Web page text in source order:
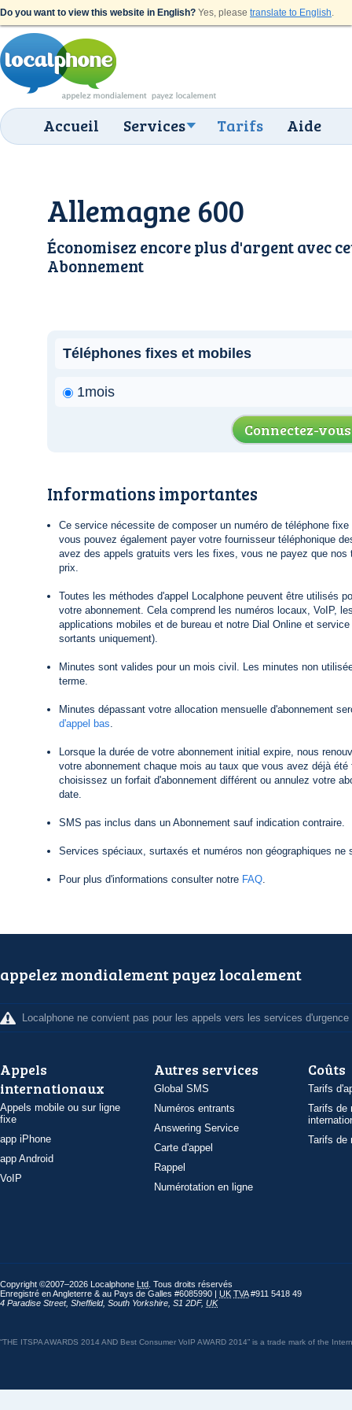
Do you want to view this website in English? Yes, please translate to English.
Accueil Services Tarifs Aide
Allemagne 600
Économisez encore plus d'argent avec
Abonnement
Téléphones fixes et mobiles
1mois
Connectez-
Informations importantes
Ce service nécessite de composer un numéro de téléphone
vous pouvez également payer votre fournisseur téléphonique
avez des appels gratuits vers les fixes, vous ne payez que nos
prix.
Toutes les méthodes d'appel Localphone peuvent être utilisés
votre abonnement. Cela comprend les numéros locaux, VoIP,
applications mobiles et de bureau et notre Dial Online et
sortants uniquement).
Minutes sont valides pour un mois civil. Les minutes non
terme.
Minutes dépassant votre allocation mensuelle d'abonnement
d'appel bas.
Lorsque la durée de votre abonnement initial expire, nous
votre abonnement chaque mois au taux que vous avez déjà
choisissez un forfait d'abonnement différent ou annulez votre
date.
SMS pas inclus dans un Abonnement sauf indication contraire.
Services spéciaux, surtaxés et numéros non géographiques ne
Pour plus d'informations consulter notre FAQ.
appelez mondialement payez localement
Localphone ne convient pas pour les appels vers les services d'urgence
Appels
internationaux
Appels mobile ou sur ligne
fixe
app iPhone
app Android
VoIP
Autres services
Global SMS
Numéros entrants
Answering Service
Carte d'appel
Rappel
Numérotation en ligne
Coûts
Tarifs
Tarifs de
Tarifs de
Copyright ©2007–2026 Localphone Ltd . Tous droits réservés
Enregistré en Angleterre & au Pays de Galles #6085990 | UK TVA#911 5418 49
4 Paradise Street, Sheffield, South Yorkshire S1 2DF, UK
“THE ITSPA AWARDS 2014 AND Best Consumer VoIP AWARD 2014” is a trade mark of the